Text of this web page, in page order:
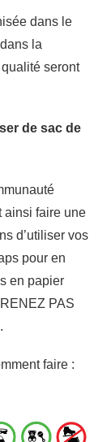
dans le
la
seront
de sac de
ainsi faire une
d’utiliser vos
pour en
en papier
PAS
faire :